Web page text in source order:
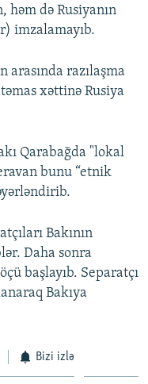
həm də Rusiyanın
imzalamayıb.
arasında razılaşma
xəttinə Rusiya
Qarabağda "lokal
bunu “etnik
Bakının
Daha sonra
başlayıb. Separatçı
Bakıya
Bizi izlə